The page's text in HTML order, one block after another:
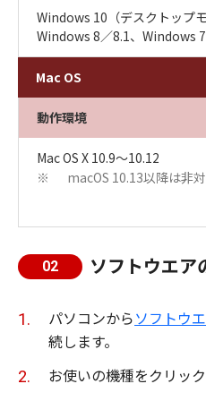
Mac OS
Windows 10（デスクトップモ
Windows 8／8.1、Windows 7
動作環境
Mac OS X 10.9〜10.12
※ macOS 10.13以降は非
02 ソフトウエア
パソコンからソフトウ
続します。
お使いの機種をクリック